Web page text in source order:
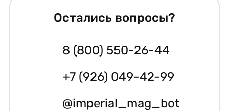
Остались вопросы?
8 (800) 550-26-44
+7 (926) 049-42-99
@imperial_mag_bot